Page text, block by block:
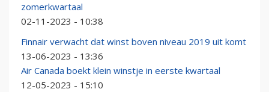
zomerkwartaal
02-11-2023 - 10:38
Finnair verwacht dat winst boven niveau 2019 uit komt
13-06-2023 - 13:36
Air Canada boekt klein winstje in eerste kwartaal
12-05-2023 - 15:10